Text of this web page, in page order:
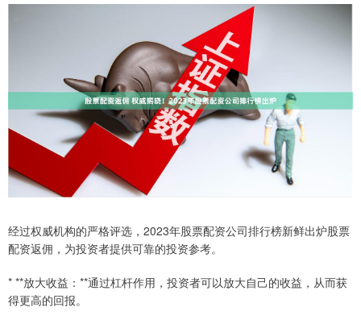
经过权威机构的严格评选，2023年股票配资公司排行榜新鲜出炉股票
配资返佣，为投资者提供可靠的投资参考。
* **放大收益：**通过杠杆作用，投资者可以放大自己的收益，从而获
得更高的回报。